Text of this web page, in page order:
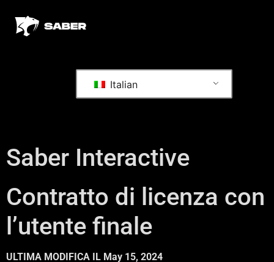
Italian
Saber Interactive
Contratto di licenza con
l’utente finale
ULTIMA MODIFICA IL May 15, 2024